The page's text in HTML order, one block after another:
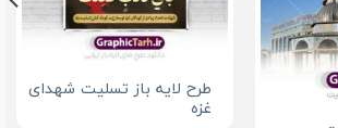
طرح لایه باز تسلیت شهدای
غزه